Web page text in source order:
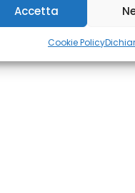
Accetta
Cookie Policy